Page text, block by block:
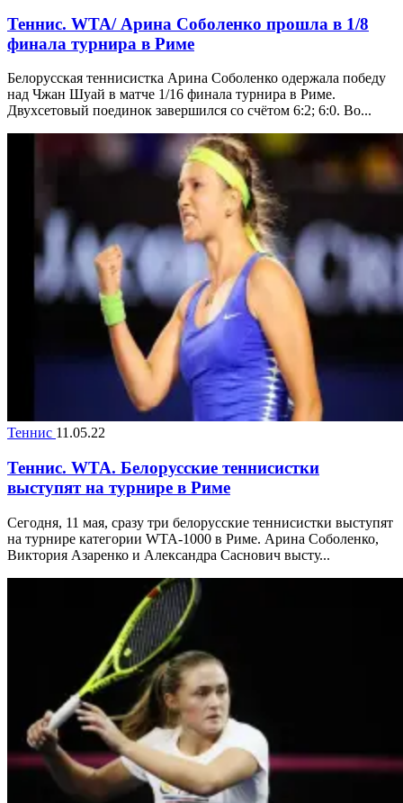
Теннис. WTA/ Арина Соболенко прошла в 1/8
финала турнира в Риме
Белорусская теннисистка Арина Соболенко одержала победу
над Чжан Шуай в матче 1/16 финала турнира в Риме.
Двухсетовый поединок завершился со счётом 6:2; 6:0. Во...
Теннис 11.05.22
Теннис. WTA. Белорусские теннисистки
выступят на турнире в Риме
Сегодня, 11 мая, сразу три белорусские теннисистки выступят
на турнире категории WTA-1000 в Риме. Арина Соболенко,
Виктория Азаренко и Александра Саснович высту...